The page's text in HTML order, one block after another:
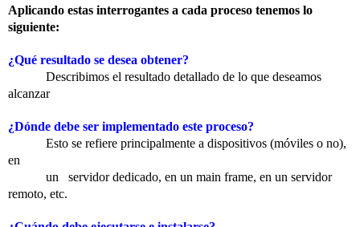
Aplicando estas interrogantes a cada proceso tenemos lo
siguiente:
¿Qué resultado se desea obtener?
Describimos el resultado detallado de lo que deseamos
alcanzar
¿Dónde debe ser implementado este proceso?
Esto se refiere principalmente a dispositivos (móviles o no),
en
un servidor dedicado, en un main frame, en un servidor
remoto, etc.